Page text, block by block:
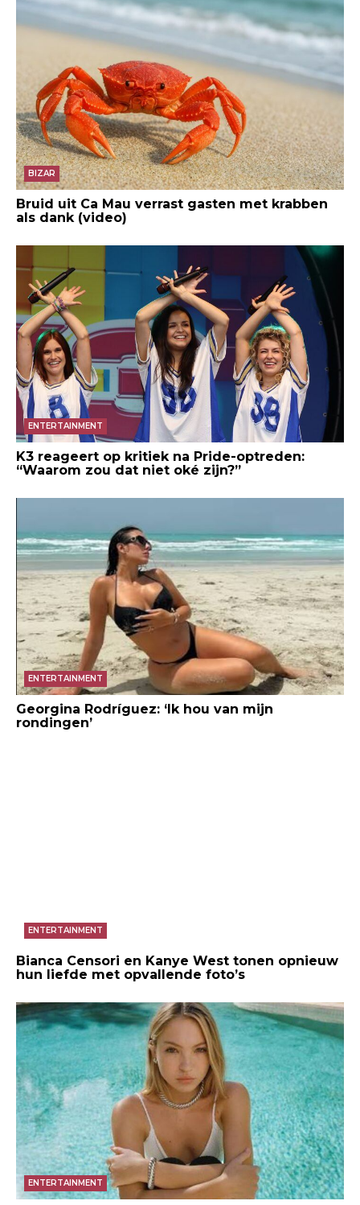
BIZAR
Bruid uit Ca Mau verrast gasten met krabben
als dank (video)
ENTERTAINMENT
K3 reageert op kritiek na Pride-optreden:
“Waarom zou dat niet oké zijn?”
ENTERTAINMENT
Georgina Rodríguez: ‘Ik hou van mijn
rondingen’
ENTERTAINMENT
Bianca Censori en Kanye West tonen opnieuw
hun liefde met opvallende foto’s
ENTERTAINMENT